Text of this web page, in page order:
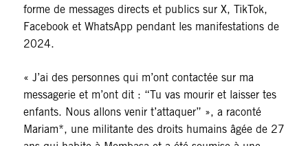
forme de messages directs et publics sur X, TikTok,
Facebook et WhatsApp pendant les manifestations de
2024.
« J’ai des personnes qui m’ont contactée sur ma
messagerie et m’ont dit : “Tu vas mourir et laisser tes
enfants. Nous allons venir t’attaquer” », a raconté
Mariam*, une militante des droits humains âgée de 27